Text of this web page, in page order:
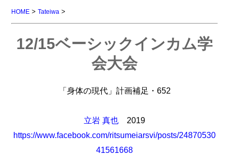
HOME >Tateiwa >
12/15ベーシックインカム学
会大会
「身体の現代」計画補足・652
立岩 真也 2019
https://www.facebook.com/ritsumeiarsvi/posts/24870530
41561668